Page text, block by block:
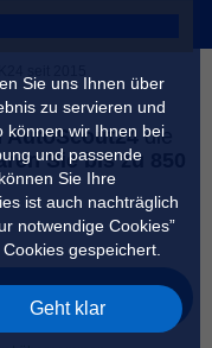
Sie uns Ihnen über
zu servieren und
können wir Ihnen bei
und passende
Sie Ihre
ist auch nachträglich
notwendige Cookies”
gespeichert.
Geht klar
AutoScout24 die
Sie bis zu 850